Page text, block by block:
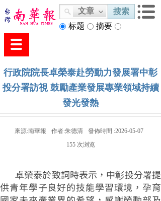
文章
搜索
标题
摘要
行政院院長卓榮泰赴勞動力發展署中彰
投分署訪視 鼓勵產業發展專業領域持續
發光發熱
來源:南華報 作者:朱德清 發佈時間 :2026-05-07
155 次浏览
卓榮泰於致詞時表示，中彰投分署提
供青年學子良好的技能學習環境，孕育